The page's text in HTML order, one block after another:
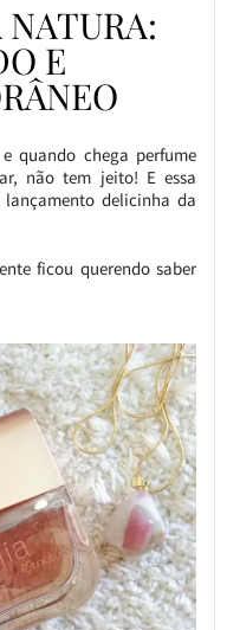
E
quando chega perfume
não tem jeito! E essa
delicinha da
ficou querendo saber